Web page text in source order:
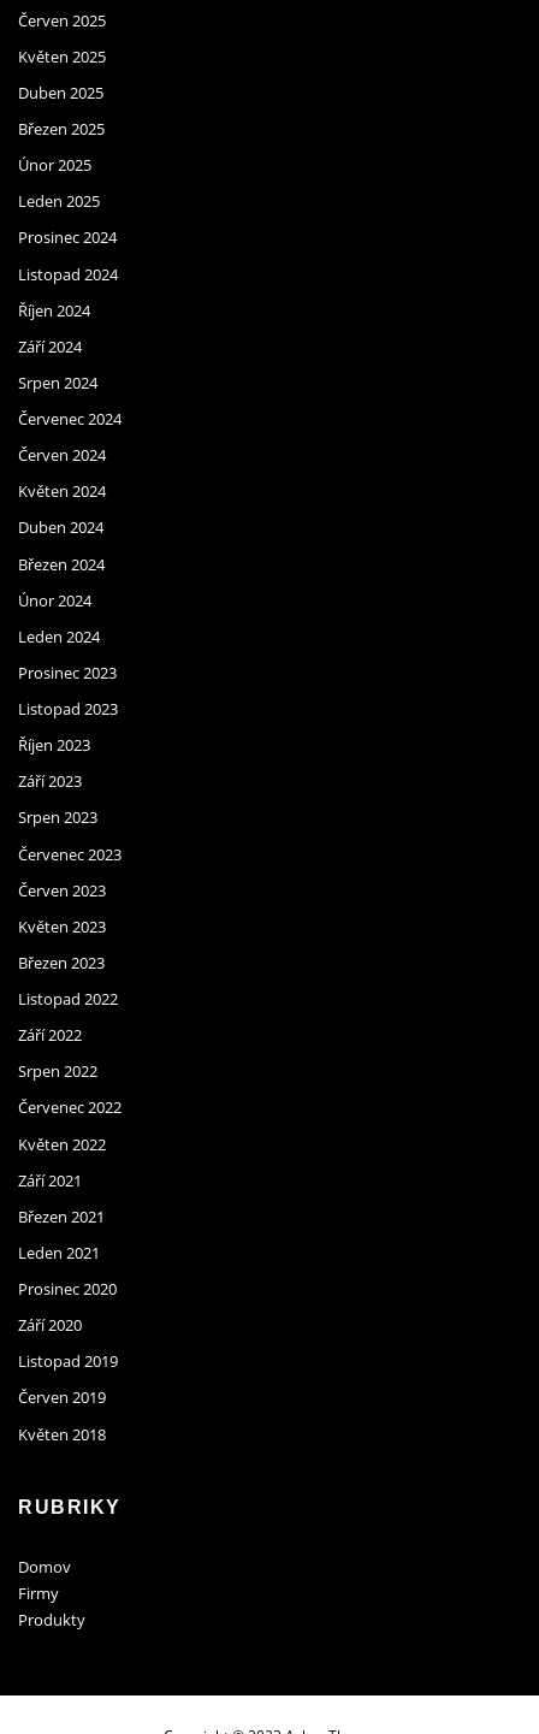
Červen 2025
Květen 2025
Duben 2025
Březen 2025
Únor 2025
Leden 2025
Prosinec 2024
Listopad 2024
Říjen 2024
Září 2024
Srpen 2024
Červenec 2024
Červen 2024
Květen 2024
Duben 2024
Březen 2024
Únor 2024
Leden 2024
Prosinec 2023
Listopad 2023
Říjen 2023
Září 2023
Srpen 2023
Červenec 2023
Červen 2023
Květen 2023
Březen 2023
Listopad 2022
Září 2022
Srpen 2022
Červenec 2022
Květen 2022
Září 2021
Březen 2021
Leden 2021
Prosinec 2020
Září 2020
Listopad 2019
Červen 2019
Květen 2018
RUBRIKY
Domov
Firmy
Produkty